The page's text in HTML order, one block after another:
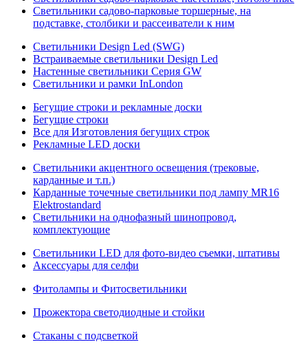
Светильники садово-парковые торшерные, на
подставке, столбики и рассеиватели к ним
Светильники Design Led (SWG)
Встраиваемые светильники Design Led
Настенные светильники Серия GW
Светильники и рамки InLondon
Бегущие строки и рекламные доски
Бегущие строки
Все для Изготовления бегущих строк
Рекламные LED доски
Светильники акцентного освещения (трековые,
карданные и т.п.)
Карданные точечные светильники под лампу MR16
Elektrostandard
Светильники на однофазный шинопровод,
комплектующие
Светильники LED для фото-видео съемки, штативы
Аксессуары для селфи
Фитолампы и Фитосветильники
Прожектора светодиодные и стойки
Стаканы с подсветкой